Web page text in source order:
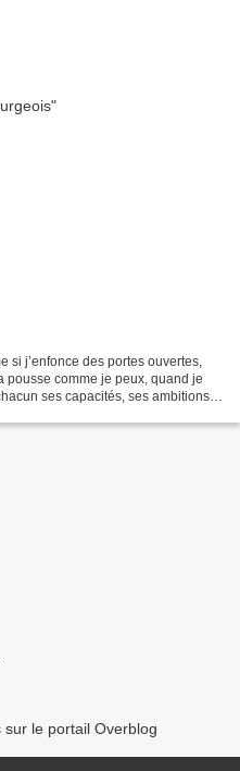
si j’enfonce des portes ouvertes,
pousse comme je peux, quand je
ses capacités, ses ambitions.
le portail Overblog